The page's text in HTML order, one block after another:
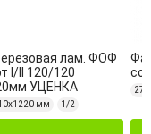
лам. ФОФ
I/II 120/120
УЦЕНКА
мм 1/2
27